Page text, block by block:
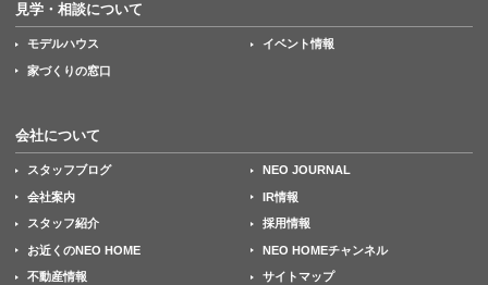
見学・相談について
モデルハウス イベント情報
家づくりの窓口
会社について
スタッフブログ NEO JOURNAL
会社案内 IR情報
スタッフ紹介 採用情報
お近くのNEO HOME NEO HOMEチャンネル
不動産情報 サイトマップ